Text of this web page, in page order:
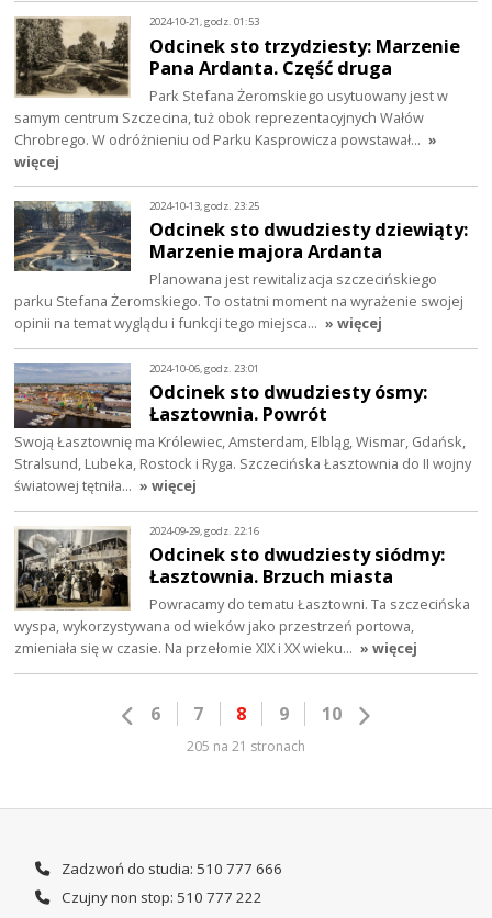
2024-10-21, godz. 01:53
Odcinek sto trzydziesty: Marzenie
Pana Ardanta. Część druga
Park Stefana Żeromskiego usytuowany jest w
samym centrum Szczecina, tuż obok reprezentacyjnych Wałów
Chrobrego. W odróżnieniu od Parku Kasprowicza powstawał… »
więcej
2024-10-13, godz. 23:25
Odcinek sto dwudziesty dziewiąty:
Marzenie majora Ardanta
Planowana jest rewitalizacja szczecińskiego
parku Stefana Żeromskiego. To ostatni moment na wyrażenie swojej
opinii na temat wyglądu i funkcji tego miejsca… » więcej
2024-10-06, godz. 23:01
Odcinek sto dwudziesty ósmy:
Łasztownia. Powrót
Swoją Łasztownię ma Królewiec, Amsterdam, Elbląg, Wismar, Gdańsk,
Stralsund, Lubeka, Rostock i Ryga. Szczecińska Łasztownia do II wojny
światowej tętniła… » więcej
2024-09-29, godz. 22:16
Odcinek sto dwudziesty siódmy:
Łasztownia. Brzuch miasta
Powracamy do tematu Łasztowni. Ta szczecińska
wyspa, wykorzystywana od wieków jako przestrzeń portowa,
zmieniała się w czasie. Na przełomie XIX i XX wieku… » więcej
6 7 8 9 10
205 na 21 stronach
Zadzwoń do studia: 510 777 666
Czujny non stop: 510 777 222